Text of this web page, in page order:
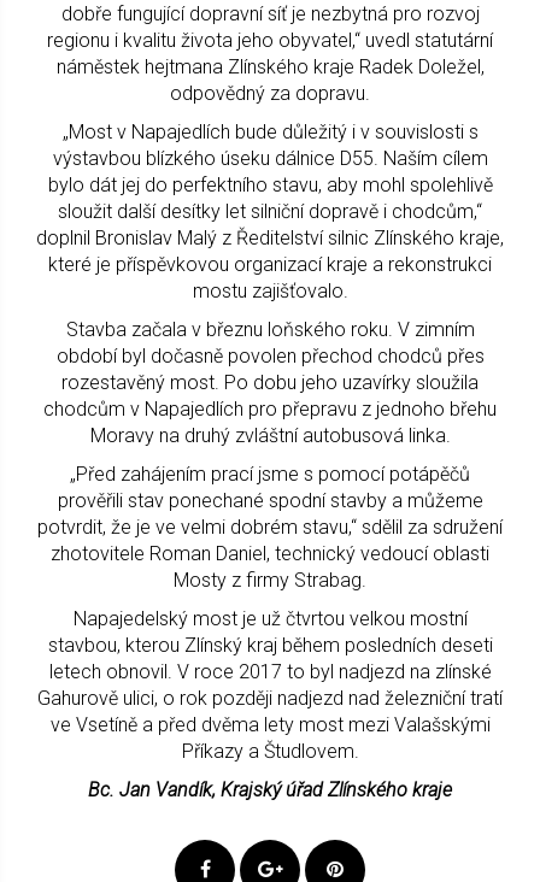
dobře fungující dopravní síť je nezbytná pro rozvoj
regionu i kvalitu života jeho obyvatel,“ uvedl statutární
náměstek hejtmana Zlínského kraje Radek Doležel,
odpovědný za dopravu.
„Most v Napajedlích bude důležitý i v souvislosti s
výstavbou blízkého úseku dálnice D55. Naším cílem
bylo dát jej do perfektního stavu, aby mohl spolehlivě
sloužit další desítky let silniční dopravě i chodcům,“
doplnil Bronislav Malý z Ředitelství silnic Zlínského kraje,
které je příspěvkovou organizací kraje a rekonstrukci
mostu zajišťovalo.
Stavba začala v březnu loňského roku. V zimním
období byl dočasně povolen přechod chodců přes
rozestavěný most. Po dobu jeho uzavírky sloužila
chodcům v Napajedlích pro přepravu z jednoho břehu
Moravy na druhý zvláštní autobusová linka.
„Před zahájením prací jsme s pomocí potápěčů
prověřili stav ponechané spodní stavby a můžeme
potvrdit, že je ve velmi dobrém stavu,“ sdělil za sdružení
zhotovitele Roman Daniel, technický vedoucí oblasti
Mosty z firmy Strabag.
Napajedelský most je už čtvrtou velkou mostní
stavbou, kterou Zlínský kraj během posledních deseti
letech obnovil. V roce 2017 to byl nadjezd na zlínské
Gahurově ulici, o rok později nadjezd nad železniční tratí
ve Vsetíně a před dvěma lety most mezi Valašskými
Příkazy a Študlovem.
Bc. Jan Vandík, Krajský úřad Zlínského kraje